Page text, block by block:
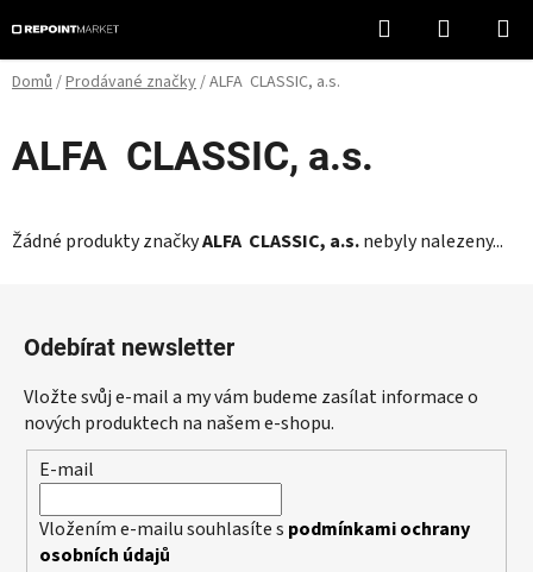
na
obsah
Hledat
KOŠÍK
Domů/Prodávané značky/ALFA CLASSIC, a.s.
ALFA CLASSIC, a.s.
Žádné produkty značkyALFA CLASSIC, a.s.nebyly nalezeny...
Odebírat newsletter
Vložte svůj e-mail a my vám budeme zasílat informace o
nových produktech na našem e-shopu.
E-mail
Vložením e-mailu souhlasíte s podmínkami ochrany
osobních údajů